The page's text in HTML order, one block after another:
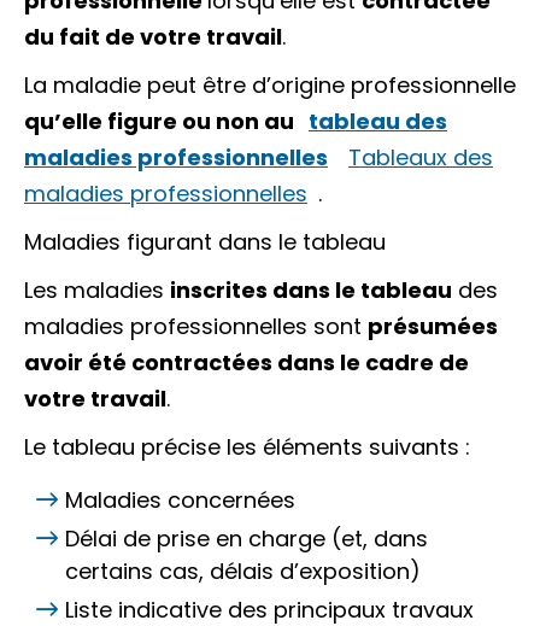
du fait de votre travail.
La maladie peut être d’origine professionnelle
qu’elle figure ou non au tableau des
maladies professionnelles
Tableaux des
maladies professionnelles .
Maladies figurant dans le tableau
Les maladies inscrites dans le tableau des
maladies professionnelles sont présumées
avoir été contractées dans le cadre de
votre travail.
Le tableau précise les éléments suivants :
Maladies concernées
Délai de prise en charge (et, dans
certains cas, délais d’exposition)
Liste indicative des principaux travaux